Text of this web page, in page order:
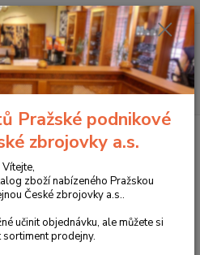
Menu
Hledat
Kufry na zbraně
904
Pražské podnikové
zbrojovky a.s.
Vítejte,
zboží nabízeného Pražskou
České zbrojovky a.s..
učinit objednávku, ale můžete si
prodejny.